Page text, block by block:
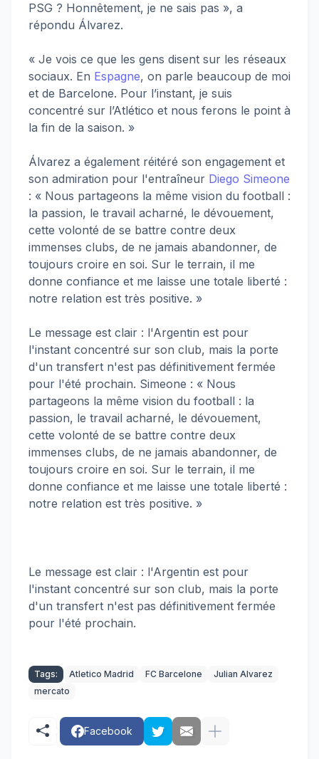
PSG ? Honnêtement, je ne sais pas », a
répondu Álvarez.
« Je vois ce que les gens disent sur les réseaux
sociaux. En Espagne, on parle beaucoup de moi
et de Barcelone. Pour l’instant, je suis
concentré sur l’Atlético et nous ferons le point à
la fin de la saison. »
Álvarez a également réitéré son engagement et
son admiration pour l'entraîneur Diego Simeone
: « Nous partageons la même vision du football :
la passion, le travail acharné, le dévouement,
cette volonté de se battre contre deux
immenses clubs, de ne jamais abandonner, de
toujours croire en soi. Sur le terrain, il me
donne confiance et me laisse une totale liberté :
notre relation est très positive. »
Le message est clair : l'Argentin est pour
l'instant concentré sur son club, mais la porte
d'un transfert n'est pas définitivement fermée
pour l'été prochain. Simeone : « Nous
partageons la même vision du football : la
passion, le travail acharné, le dévouement,
cette volonté de se battre contre deux
immenses clubs, de ne jamais abandonner, de
toujours croire en soi. Sur le terrain, il me
donne confiance et me laisse une totale liberté :
notre relation est très positive. »
Le message est clair : l'Argentin est pour
l'instant concentré sur son club, mais la porte
d'un transfert n'est pas définitivement fermée
pour l'été prochain.
Tags: Atletico Madrid FC Barcelone
Julian Alvarez
mercato
Facebook